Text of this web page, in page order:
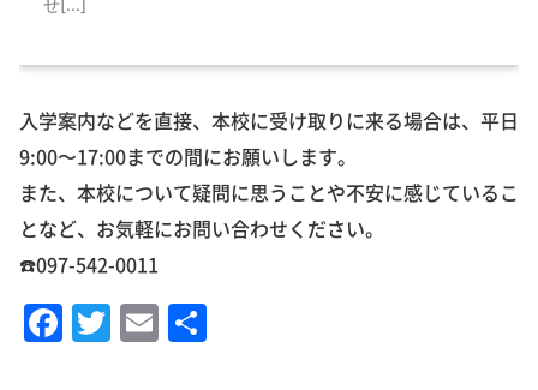
入学案内などを直接、本校に受け取りに来る場合は、平日
9:00〜17:00までの間にお願いします。
また、本校について疑問に思うことや不安に感じているこ
となど、お気軽にお問い合わせください。
☎️097-542-0011
F
a
T
w
E
m